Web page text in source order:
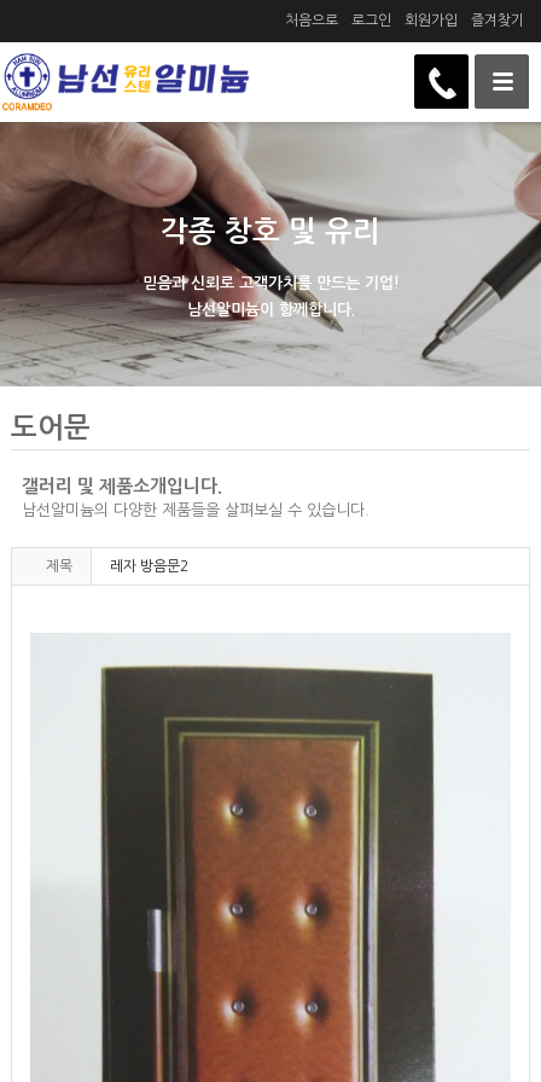
처음으로 로그인 회원가입 즐겨찾기
각종 창호 및 유리
믿음과 신뢰로 고객가치를 만드는 기업!
남선알미늄이 함께합니다.
도어문
갤러리 및 제품소개입니다.
남선알미늄의 다양한 제품들을 살펴보실 수 있습니다.
제목 레자 방음문2